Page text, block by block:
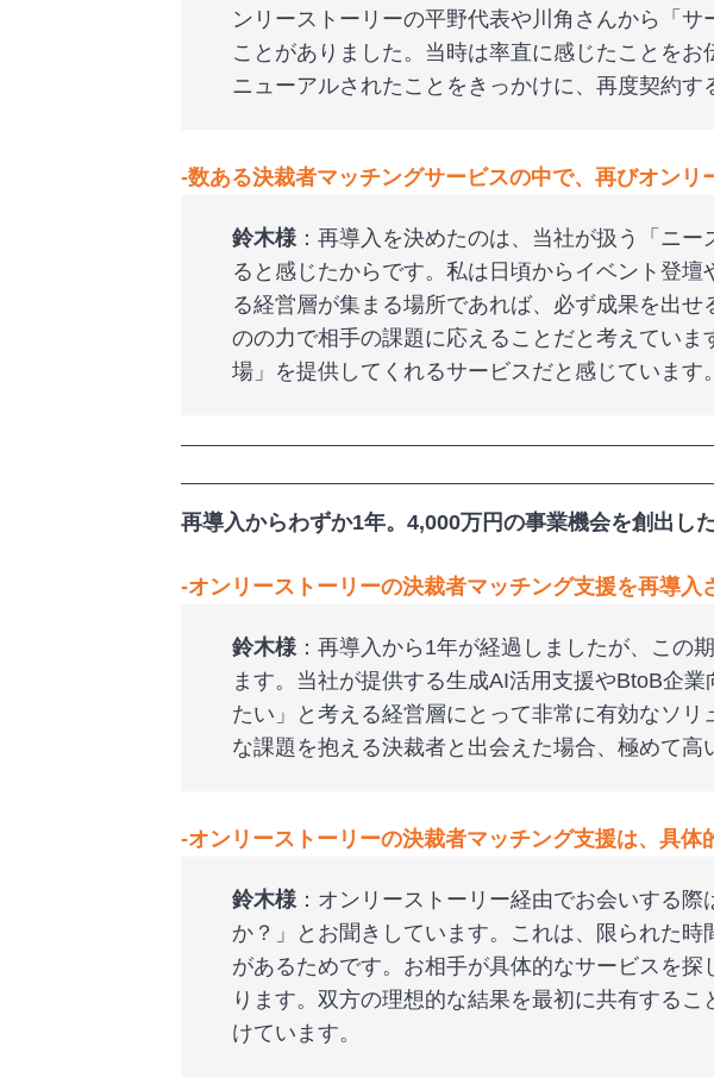
ンリーストーリーの平野代表や川角さんから「
ことがありました。当時は率直に感じたことを
ニューアルされたことをきっかけに、再度契約す
‐数ある決裁者マッチングサービスの中で、再びオンリ
鈴木様：再導入を決めたのは、当社が扱う「ニ
ると感じたからです。私は日頃からイベント登
る経営層が集まる場所であれば、必ず成果を出
のの力で相手の課題に応えることだと考えてい
場」を提供してくれるサービスだと感じています。
再導入からわずか1年。4,000万円の事業機会を創出し
‐オンリーストーリーの決裁者マッチング支援を再導
鈴木様：再導入から1年が経過しましたが、この
ます。当社が提供する生成AI活用支援やBtoB企
たい」と考える経営層にとって非常に有効なソ
な課題を抱える決裁者と出会えた場合、極めて高
‐オンリーストーリーの決裁者マッチング支援は、具体
鈴木様：オンリーストーリー経由でお会いする
か？」とお聞きしています。これは、限られた
があるためです。お相手が具体的なサービスを
ります。双方の理想的な結果を最初に共有する
けています。